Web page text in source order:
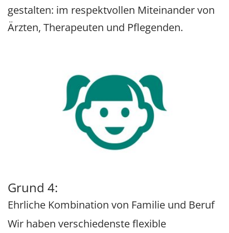
gestalten: im respektvollen Miteinander von
Ärzten, Therapeuten und Pflegenden.
Grund 4:
Ehrliche Kombination von Familie und Beruf
Wir haben verschiedenste flexible